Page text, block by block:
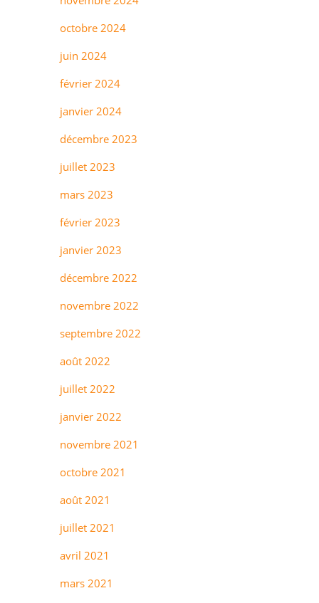
octobre 2024
juin 2024
février 2024
janvier 2024
décembre 2023
juillet 2023
mars 2023
février 2023
janvier 2023
décembre 2022
novembre 2022
septembre 2022
août 2022
juillet 2022
janvier 2022
novembre 2021
octobre 2021
août 2021
juillet 2021
avril 2021
mars 2021